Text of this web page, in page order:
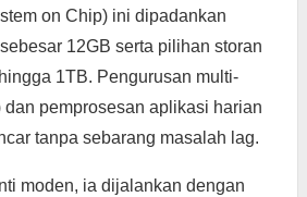
on Chip) ini dipadankan
12GB serta pilihan storan
1TB. Pengurusan multi-
pemprosesan aplikasi harian
tanpa sebarang masalah lag.
moden, ia dijalankan dengan